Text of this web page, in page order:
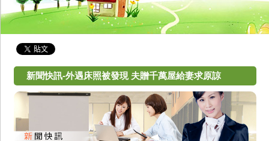
新聞快訊-外遇床照被發現 夫贈千萬屋給妻求原諒